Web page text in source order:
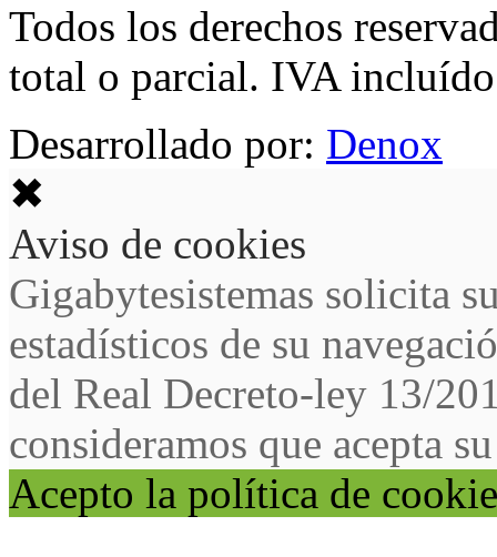
Todos los derechos
total o parcial. IVA
Desarrollado por: Denox
✖
Aviso de cookies
Gigabytesistemas solicita
estadísticos de su
del Real Decreto-ley 13/
consideramos que acepta
Acepto la política de